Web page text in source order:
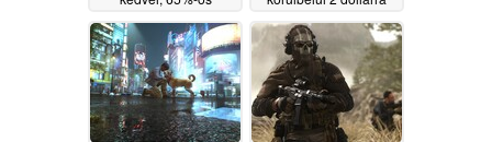
kedvezménnyel
kapható a Steam-en
07/05/2026
csökkent a Steam-en
07/03/2026